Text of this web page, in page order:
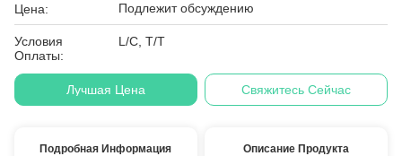
Цена: Подлежит обсуждению
Условия
Оплаты:
L/C, T/T
Лучшая Цена Свяжитесь Сейчас
Подробная Информация Описание Продукта